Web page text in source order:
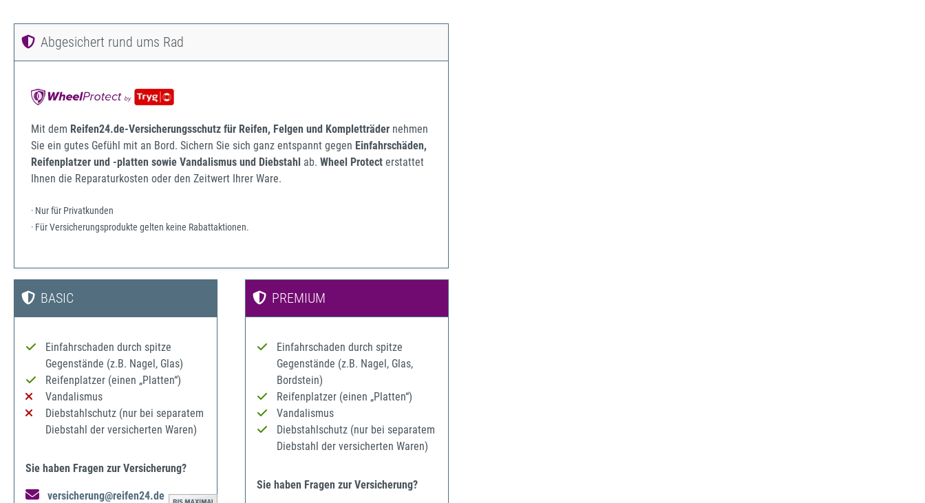
Abgesichert rund ums Rad
Mit dem Reifen24.de-Versicherungsschutz für Reifen, Felgen und Kompletträder nehmen
Sie ein gutes Gefühl mit an Bord. Sichern Sie sich ganz entspannt gegen Einfahrschäden,
Reifenplatzer und -platten sowie Vandalismus und Diebstahl ab. Wheel Protect erstattet
Ihnen die Reparaturkosten oder den Zeitwert Ihrer Ware.
· Nur für Privatkunden
· Für Versicherungsprodukte gelten keine Rabattaktionen.
BASIC
Einfahrschaden durch spitze
Gegenstände (z.B. Nagel, Glas)
Reifenplatzer (einen „Platten“)
Vandalismus
Diebstahlschutz (nur bei separatem
Diebstahl der versicherten Waren)
Sie haben Fragen zur Versicherung?
versicherung@reifen24.de
PREMIUM
Einfahrschaden durch spitze
Gegenstände (z.B. Nagel, Glas,
Bordstein)
Reifenplatzer (einen „Platten“)
Vandalismus
Diebstahlschutz (nur bei separatem
Diebstahl der versicherten Waren)
Sie haben Fragen zur Versicherung?